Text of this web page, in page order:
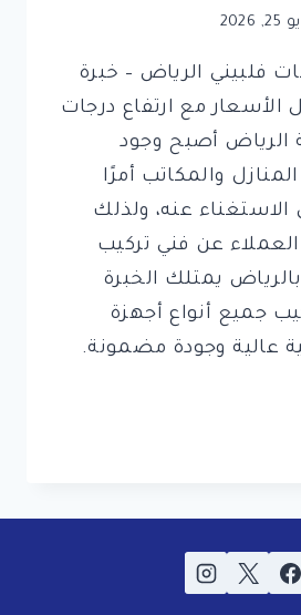
2026
فلبيني الرياض – خبرة
الأسعار مع ارتفاع درجات
الرياض أصبح وجود
والمكاتب أمرًا
عنه، ولذلك
عن فني تركيب
يمتلك الخبرة
جميع أنواع أجهزة
عالية وجودة مضمونة.